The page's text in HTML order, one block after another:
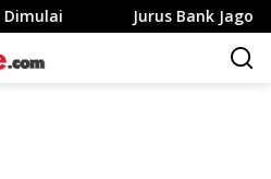
Jurus Bank Jago Genjot